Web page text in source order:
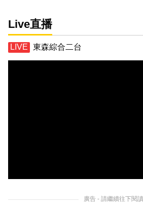
Live直播
東森綜合二台
廣告 - 請繼續往下閱讀